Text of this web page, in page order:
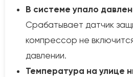
В системе упало
Срабатывает датчик
компрессор не
давлении.
Температура на улице